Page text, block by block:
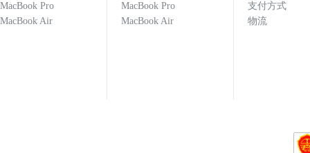
支付方式
物流
MacBook Pro
MacBook Air
MacBook Pro
MacBook Air